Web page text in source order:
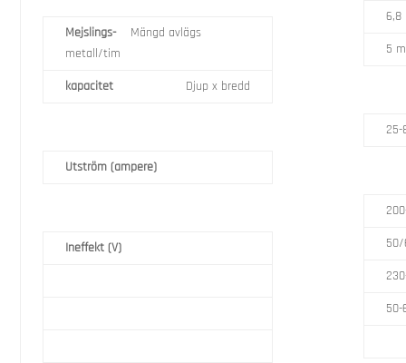
Mejslings-
Mängd avlägs
metall/tim
kapacitet
Djup x bredd
Utström (ampere)
Ineffekt (V)
6,8
5
25-